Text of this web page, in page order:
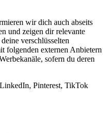
wir dich auch abseits
und zeigen dir relevante
verschlüsselten
folgenden externen Anbietern
sofern du deren
Pinterest, TikTok